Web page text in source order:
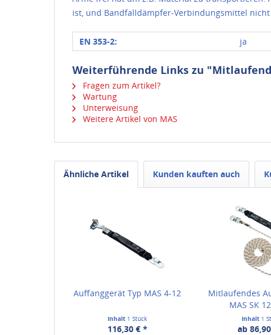
ist, und Bandfalldämpfer-Verbindungsmittel
EN 353-2: ja
Weiterführende Links zu
Fragen zum Artikel?
Wartung
Unterweisung
Weitere Artikel von MAS
Ähnliche Artikel Kunden kauften auch
Auffanggerät Typ MAS 4-12
Inhalt 1 Stück
116,30 € *
Mitlaufendes
MAS SK
Inhalt 1
ab